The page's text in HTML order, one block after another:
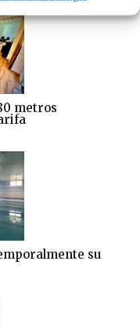
metros
su